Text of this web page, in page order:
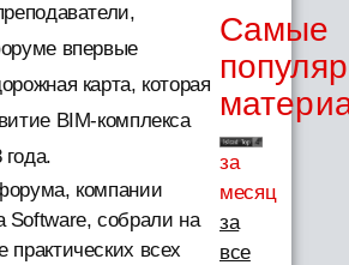
впервые
карта, которая
BIM-комплекса
компании
собрали на
всех
Самые
за
месяц
за
все